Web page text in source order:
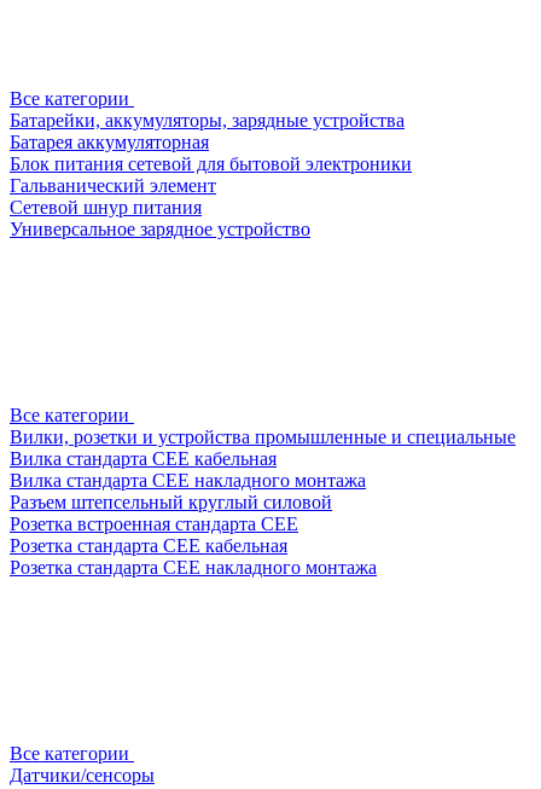
Все категории
Батарейки, аккумуляторы, зарядные устройства
Батарея аккумуляторная
Блок питания сетевой для бытовой электроники
Гальванический элемент
Сетевой шнур питания
Универсальное зарядное устройство
Все категории
Вилки, розетки и устройства промышленные и специальные
Вилка стандарта CEE кабельная
Вилка стандарта CEE накладного монтажа
Разъем штепсельный круглый силовой
Розетка встроенная стандарта CEE
Розетка стандарта СЕЕ кабельная
Розетка стандарта СЕЕ накладного монтажа
Все категории
Датчики/сенсоры